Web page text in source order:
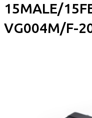
15MALE/
VG004M/F-